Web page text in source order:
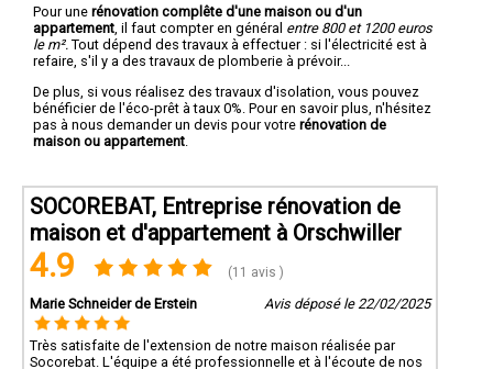
Pour une rénovation complête d'une maison ou d'un
appartement , il faut compter en général entre 800 et 1200 euros
le m². Tout dépend des travaux à effectuer : si l'électricité est à
refaire, s'il y a des travaux de plomberie à prévoir...
De plus, si vous réalisez des travaux d'isolation, vous pouvez
bénéficier de l'éco-prêt à taux 0%. Pour en savoir plus, n'hésitez
pas à nous demander un devis pour votre rénovation de
maison ou appartement
SOCOREBAT, Entreprise rénovation de
maison et d'appartement à Orschwiller
4.9 (11 avis )
Marie Schneider de Erstein Avis déposé le 22/02/2025
Très satisfaite de l'extension de notre maison réalisée par
Socorebat. L'équipe a été professionnelle et à l'écoute de nos